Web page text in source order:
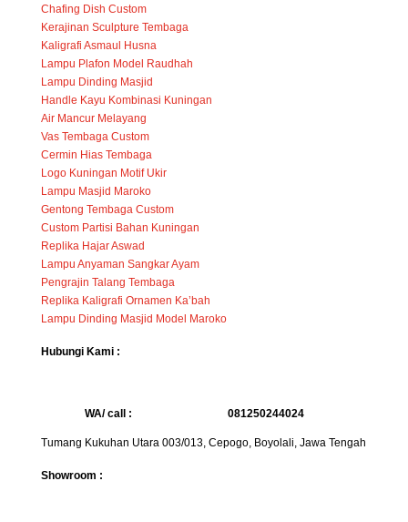
Chafing Dish Custom
Kerajinan Sculpture Tembaga
Kaligrafi Asmaul Husna
Lampu Plafon Model Raudhah
Lampu Dinding Masjid
Handle Kayu Kombinasi Kuningan
Air Mancur Melayang
Vas Tembaga Custom
Cermin Hias Tembaga
Logo Kuningan Motif Ukir
Lampu Masjid Maroko
Gentong Tembaga Custom
Custom Partisi Bahan Kuningan
Replika Hajar Aswad
Lampu Anyaman Sangkar Ayam
Pengrajin Talang Tembaga
Replika Kaligrafi Ornamen Ka’bah
Lampu Dinding Masjid Model Maroko
Hubungi Kami :
WA/ call : 081250244024
Tumang Kukuhan Utara 003/013, Cepogo, Boyolali, Jawa Tengah
Showroom :